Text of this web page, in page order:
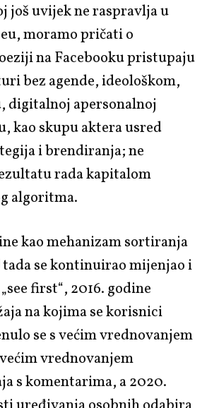
još uvijek ne raspravlja u
moramo pričati o
na Facebooku pristupaju
bez agende, ideološkom,
digitalnoj apersonalnoj
kao skupu aktera usred
i brendiranja; ne
rada kapitalom
algoritma.
kao mehanizam sortiranja
se kontinuirao mijenjao i
first“, 2016. godine
na kojima se korisnici
se s većim vrednovanjem
većim vrednovanjem
s komentarima, a 2020.